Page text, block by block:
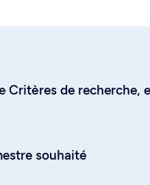
Critères de recherche,
souhaité